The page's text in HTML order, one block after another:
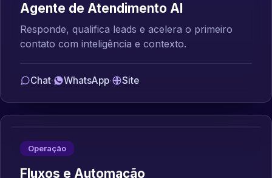
Agente de Atendimento AI
Responde, qualifica leads e acelera o primeiro
contato com inteligência e contexto.
Chat· WhatsApp· Site
Operação
Fluxos e Automação